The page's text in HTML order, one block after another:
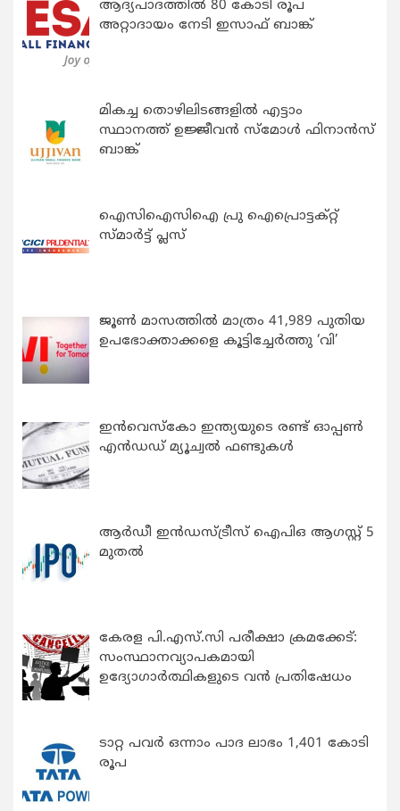
ആദ്യപാദത്തിൽ 80 കോടി രൂപ
അറ്റാദായം നേടി ഇസാഫ് ബാങ്ക്
മികച്ച തൊഴിലിടങ്ങളിൽ എട്ടാം
സ്ഥാനത്ത് ഉജ്ജീവൻ സ്മോൾ ഫിനാൻസ്
ബാങ്ക്
ഐസിഐസിഐ പ്രു ഐപ്രൊട്ടക്റ്റ്
സ്മാർട്ട് പ്ലസ്
ജൂൺ മാസത്തിൽ മാത്രം 41,989 പുതിയ
ഉപഭോക്താക്കളെ കൂട്ടിച്ചേർത്തു ‘വി’
ഇന്‍വെസ്കോ ഇന്ത്യയുടെ രണ്ട് ഓപ്പണ്‍
എന്‍ഡഡ് മ്യൂച്വല്‍ ഫണ്ടുകള്‍
ആർഡീ ഇൻഡസ്ട്രീസ് ഐപിഒ ആഗസ്റ്റ് 5
മുതൽ
കേരള പി.എസ്.സി പരീക്ഷാ ക്രമക്കേട്:
സംസ്ഥാനവ്യാപകമായി
ഉദ്യോഗാര്‍ത്ഥികളുടെ വന്‍ പ്രതിഷേധം
ടാറ്റ പവർ ഒന്നാം പാദ ലാഭം 1,401 കോടി
രൂപ